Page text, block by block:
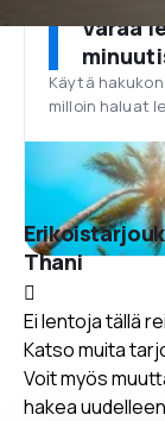
Varaa
Käytä
milloin haluat
Thani
Ei lentoja tällä
Katso muita
Voit myös
hakea